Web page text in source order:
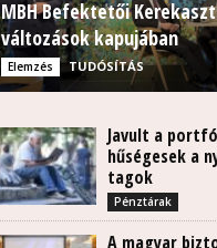
MBH Befektetői
változások kapujában
Elemzés TUDÓSÍTÁS
Javult a
hűségesek a
tagok
Pénztárak
A magyar